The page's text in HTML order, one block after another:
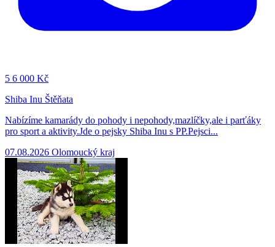
5 6 000 Kč
Shiba Inu Štěňata
Nabízíme kamarády do pohody i nepohody,mazlíčky,ale i parťáky
pro sport a aktivity.Jde o pejsky Shiba Inu s PP.Pejsci...
07.08.2026 Olomoucký kraj